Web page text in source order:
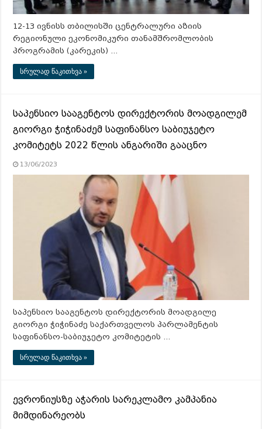
12-13 ივნისს თბილისში ცენტრალური აზიის
რეგიონული ეკონომიკური თანამშრომლობის
პროგრამის (კარეკის) …
სრულად წაკითხვა »
საპენსიო სააგენტოს დირექტორის მოადგილემ
გიორგი ჭიჭინაძემ საფინანსო საბიუჯეტო
კომიტეტს 2022 წლის ანგარიში გააცნო
13/06/2023
საპენსიო სააგენტოს დირექტორის მოადგილე
გიორგი ჭიჭინაძე საქართველოს პარლამენტის
საფინანსო-საბიუჯეტო კომიტეტის …
სრულად წაკითხვა »
ევრონიუსზე აჭარის სარეკლამო კამპანია
მიმდინარეობს